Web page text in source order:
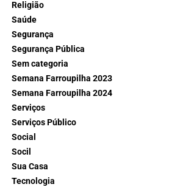
Religião
Saúde
Segurança
Segurança Pública
Sem categoria
Semana Farroupilha 2023
Semana Farroupilha 2024
Serviços
Serviços Público
Social
Socil
Sua Casa
Tecnologia